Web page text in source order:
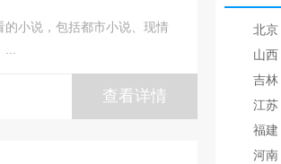
小说，包括都市小说、现情
...
查看详情
北京
山西
吉林
江苏
福建
河南